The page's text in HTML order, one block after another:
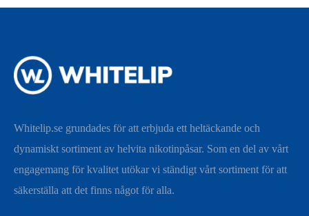
Whitelip.se grundades för att erbjuda ett heltäckande och
dynamiskt sortiment av helvita nikotinpåsar. Som en del av vårt
engagemang för kvalitet utökar vi ständigt vårt sortiment för att
säkerställa att det finns något för alla.